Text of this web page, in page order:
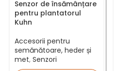
Județ *
Mesaj
Senzor de însămânțare
pentru plantatorul
Kuhn
Accesorii pentru
semănătoare, heder și
met, Senzori